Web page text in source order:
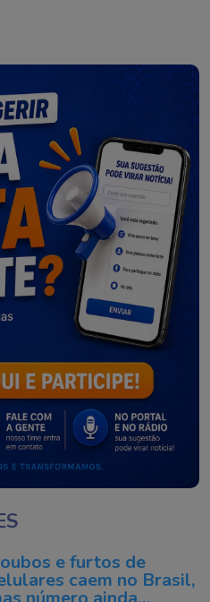
e furtos de
caem no Brasil,